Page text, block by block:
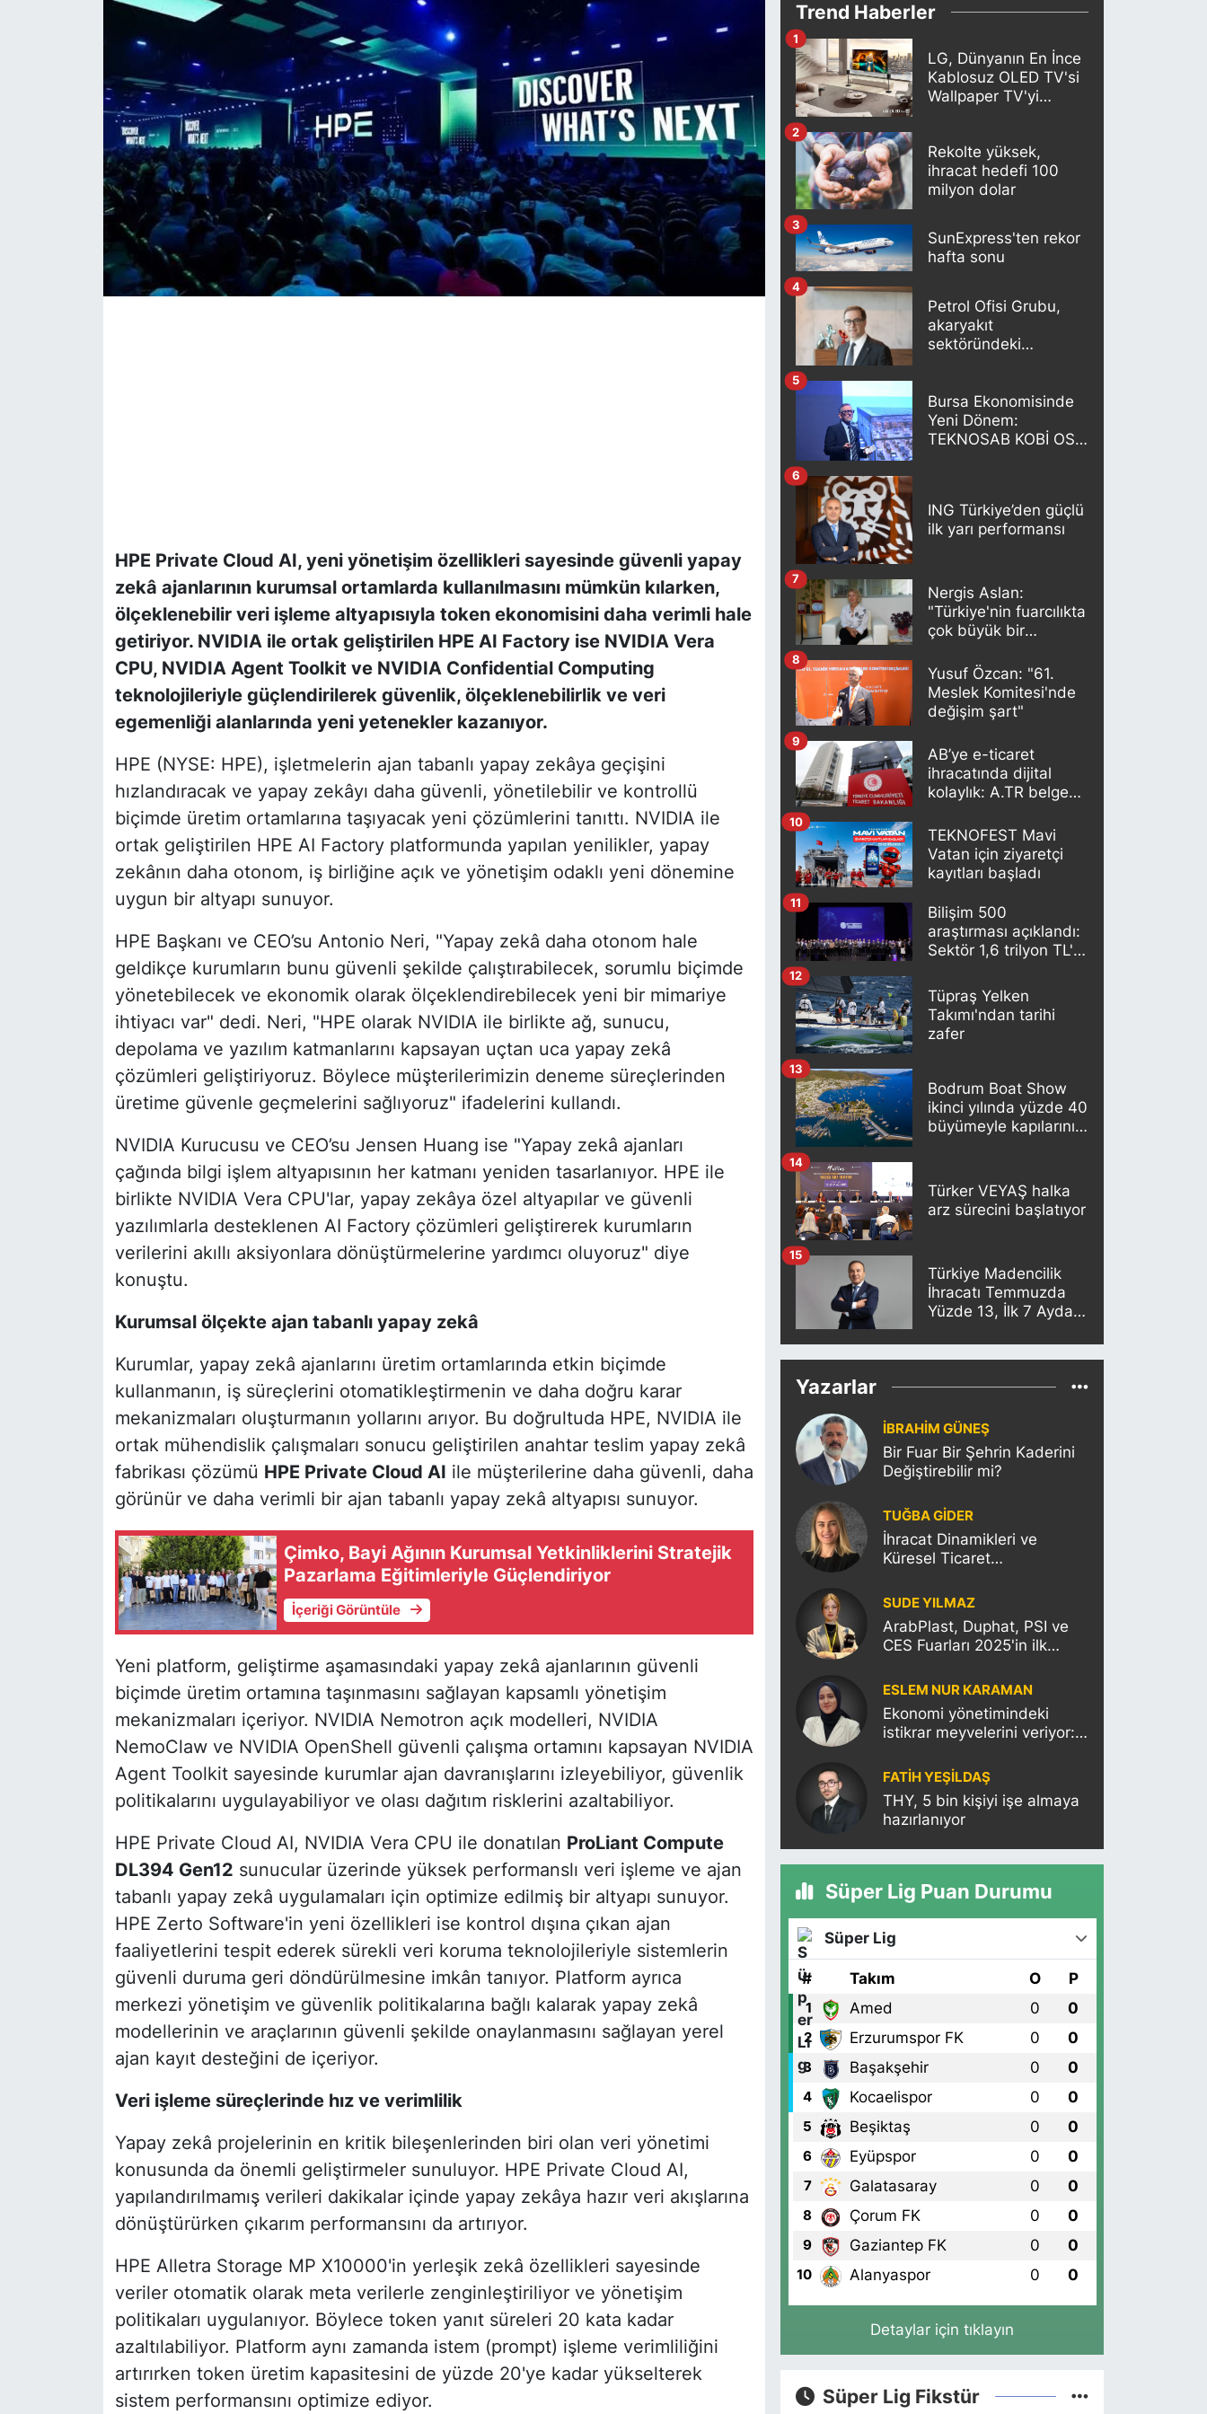
HPE Private Cloud AI, yeni yönetişim özellikleri sayesinde güvenli yapay
zekâ ajanlarının kurumsal ortamlarda kullanılmasını mümkün kılarken,
ölçeklenebilir veri işleme altyapısıyla token ekonomisini daha verimli hale
getiriyor. NVIDIA ile ortak geliştirilen HPE AI Factory ise NVIDIA Vera
CPU, NVIDIA Agent Toolkit ve NVIDIA Confidential Computing
teknolojileriyle güçlendirilerek güvenlik, ölçeklenebilirlik ve veri
egemenliği alanlarında yeni yetenekler kazanıyor.
HPE (NYSE: HPE), işletmelerin ajan tabanlı yapay zekâya geçişini
hızlandıracak ve yapay zekâyı daha güvenli, yönetilebilir ve kontrollü
biçimde üretim ortamlarına taşıyacak yeni çözümlerini tanıttı. NVIDIA ile
ortak geliştirilen HPE AI Factory platformunda yapılan yenilikler, yapay
zekânın daha otonom, iş birliğine açık ve yönetişim odaklı yeni dönemine
uygun bir altyapı sunuyor.
HPE Başkanı ve CEO’su Antonio Neri, "Yapay zekâ daha otonom hale
geldikçe kurumların bunu güvenli şekilde çalıştırabilecek, sorumlu biçimde
yönetebilecek ve ekonomik olarak ölçeklendirebilecek yeni bir mimariye
ihtiyacı var" dedi. Neri, "HPE olarak NVIDIA ile birlikte ağ, sunucu,
depolama ve yazılım katmanlarını kapsayan uçtan uca yapay zekâ
çözümleri geliştiriyoruz. Böylece müşterilerimizin deneme süreçlerinden
üretime güvenle geçmelerini sağlıyoruz" ifadelerini kullandı.
NVIDIA Kurucusu ve CEO’su Jensen Huang ise "Yapay zekâ ajanları
çağında bilgi işlem altyapısının her katmanı yeniden tasarlanıyor. HPE ile
birlikte NVIDIA Vera CPU'lar, yapay zekâya özel altyapılar ve güvenli
yazılımlarla desteklenen AI Factory çözümleri geliştirerek kurumların
verilerini akıllı aksiyonlara dönüştürmelerine yardımcı oluyoruz" diye
konuştu.
Kurumsal ölçekte ajan tabanlı yapay zekâ
Kurumlar, yapay zekâ ajanlarını üretim ortamlarında etkin biçimde
kullanmanın, iş süreçlerini otomatikleştirmenin ve daha doğru karar
mekanizmaları oluşturmanın yollarını arıyor. Bu doğrultuda HPE, NVIDIA ile
ortak mühendislik çalışmaları sonucu geliştirilen anahtar teslim yapay zekâ
fabrikası çözümü HPE Private Cloud AI ile müşterilerine daha güvenli, daha
görünür ve daha verimli bir ajan tabanlı yapay zekâ altyapısı sunuyor.
Çimko, Bayi Ağının Kurumsal Yetkinliklerini Stratejik
Pazarlama Eğitimleriyle Güçlendiriyor
İçeriği Görüntüle
Yeni platform, geliştirme aşamasındaki yapay zekâ ajanlarının güvenli
biçimde üretim ortamına taşınmasını sağlayan kapsamlı yönetişim
mekanizmaları içeriyor. NVIDIA Nemotron açık modelleri, NVIDIA
NemoClaw ve NVIDIA OpenShell güvenli çalışma ortamını kapsayan NVIDIA
Agent Toolkit sayesinde kurumlar ajan davranışlarını izleyebiliyor, güvenlik
politikalarını uygulayabiliyor ve olası dağıtım risklerini azaltabiliyor.
HPE Private Cloud AI, NVIDIA Vera CPU ile donatılan ProLiant Compute
DL394 Gen12 sunucular üzerinde yüksek performanslı veri işleme ve ajan
tabanlı yapay zekâ uygulamaları için optimize edilmiş bir altyapı sunuyor.
HPE Zerto Software'in yeni özellikleri ise kontrol dışına çıkan ajan
faaliyetlerini tespit ederek sürekli veri koruma teknolojileriyle sistemlerin
güvenli duruma geri döndürülmesine imkân tanıyor. Platform ayrıca
merkezi yönetişim ve güvenlik politikalarına bağlı kalarak yapay zekâ
modellerinin ve araçlarının güvenli şekilde onaylanmasını sağlayan yerel
ajan kayıt desteğini de içeriyor.
Veri işleme süreçlerinde hız ve verimlilik
Yapay zekâ projelerinin en kritik bileşenlerinden biri olan veri yönetimi
konusunda da önemli geliştirmeler sunuluyor. HPE Private Cloud AI,
yapılandırılmamış verileri dakikalar içinde yapay zekâya hazır veri akışlarına
dönüştürürken çıkarım performansını da artırıyor.
HPE Alletra Storage MP X10000'in yerleşik zekâ özellikleri sayesinde
veriler otomatik olarak meta verilerle zenginleştiriliyor ve yönetişim
politikaları uygulanıyor. Böylece token yanıt süreleri 20 kata kadar
azaltılabiliyor. Platform aynı zamanda istem (prompt) işleme verimliliğini
artırırken token üretim kapasitesini de yüzde 20'ye kadar yükselterek
sistem performansını optimize ediyor.
Trend Haberler
LG, Dünyanın En İnce
Kablosuz OLED TV'si
Wallpaper TV'yi
1
Rekolte yüksek,
ihracat hedefi 100
milyon dolar
2
SunExpress'ten rekor
hafta sonu
3
Petrol Ofisi Grubu,
akaryakıt
sektöründeki
4
Bursa Ekonomisinde
Yeni Dönem:
TEKNOSAB KOBİ OSB
5
ING Türkiye’den güçlü
ilk yarı performansı
6
Nergis Aslan:
"Türkiye'nin fuarcılıkta
çok büyük bir
7
Yusuf Özcan: "61.
Meslek Komitesi'nde
değişim şart"
8
AB’ye e-ticaret
ihracatında dijital
kolaylık: A.TR belgesi
oluşturuluyor
9
TEKNOFEST Mavi
Vatan için ziyaretçi
kayıtları başladı
10
Bilişim 500
araştırması açıklandı:
Sektör 1,6 trilyon TL'lik
11
Tüpraş Yelken
Takımı'ndan tarihi
zafer
12
Bodrum Boat Show
ikinci yılında yüzde 40
büyümeyle kapılarını
13
Türker VEYAŞ halka
arz sürecini başlatıyor
14
Türkiye Madencilik
İhracatı Temmuzda
Yüzde 13, İlk 7 Ayda
15
Yazarlar
İBRAHİM GÜNEŞ
Bir Fuar Bir Şehrin Kaderini
Değiştirebilir mi?
TUĞBA GİDER
İhracat Dinamikleri ve
Küresel Ticaret
Etkisi
SUDE YILMAZ
ArabPlast, Duphat, PSI ve
CES Fuarları 2025'in ilk
vuracak
ESLEM NUR KARAMAN
Ekonomi yönetimindeki
istikrar meyvelerini veriyor:
notunu yükseltti!
FATIH YEŞİLDAŞ
THY, 5 bin kişiyi işe almaya
hazırlanıyor
Süper Lig Puan Durumu
Süper Lig
# Takım O P
1 Amed 0 0
2 Erzurumspor FK 0 0
3 Başakşehir 0 0
4 Kocaelispor 0 0
5 Beşiktaş 0 0
6 Eyüpspor 0 0
7 Galatasaray 0 0
8 Çorum FK 0 0
9 Gaziantep FK 0 0
10 Alanyaspor 0 0
Detaylar için tıklayın
Süper Lig Fikstür
KONGRE HABERLERİ
KONGRE TAKVİMİ
RÖPORTAJLAR
BİYOGRAFİLER